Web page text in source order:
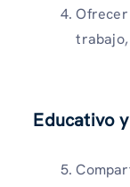
Ofrecer
Educativo